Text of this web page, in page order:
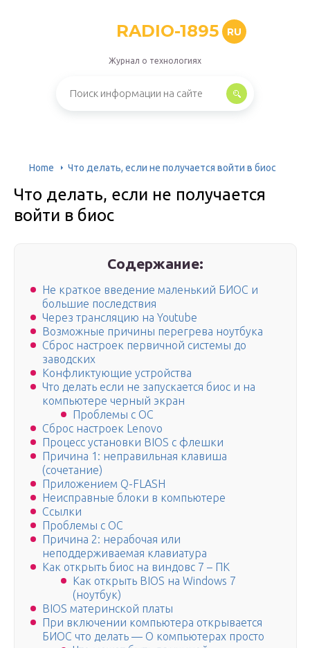
RADIO-1895 RU
Журнал о технологиях
Home Что делать, если не получается войти в биос
Что делать, если не получается
войти в биос
Содержание:
Не краткое введение маленький БИОС и
большие последствия
Через трансляцию на Youtube
Возможные причины перегрева ноутбука
Сброс настроек первичной системы до
заводских
Конфликтующие устройства
Что делать если не запускается биос и на
компьютере черный экран
Проблемы с ОС
Сброс настроек Lenovo
Процесс установки BIOS с флешки
Причина 1: неправильная клавиша
(сочетание)
Приложением Q-FLASH
Неисправные блоки в компьютере
Ссылки
Проблемы с ОС
Причина 2: нерабочая или
неподдерживаемая клавиатура
Как открыть биос на виндовс 7 – ПК
Как открыть BIOS на Windows 7
(ноутбук)
BIOS материнской платы
При включении компьютера открывается
БИОС что делать — О компьютерах просто